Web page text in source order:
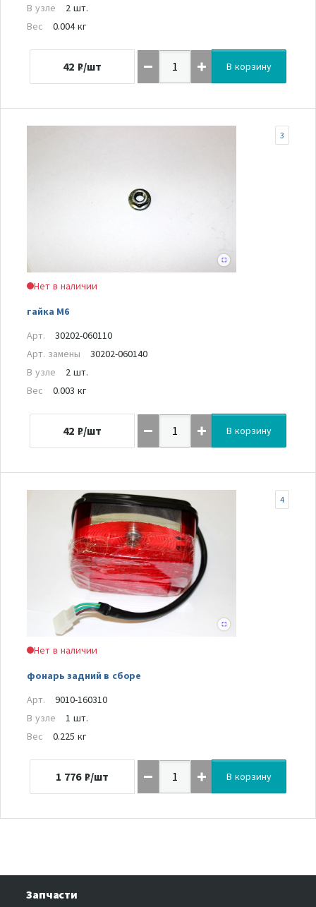
В узле
2 шт.
Вес
0.004 кг
42 ₽/шт В корзину
Нет в наличии
гайка М6
3
Арт.
30202-060110
Арт. замены
30202-060140
В узле
2 шт.
Вес
0.003 кг
42 ₽/шт В корзину
Нет в наличии
фонарь задний в сборе
4
Арт.
9010-160310
В узле
1 шт.
Вес
0.225 кг
1 776 ₽/шт В корзину
Запчасти